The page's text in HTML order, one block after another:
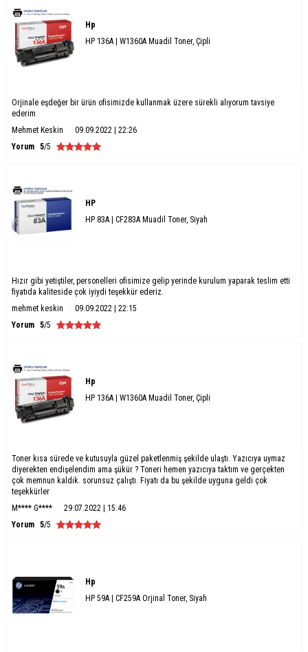
Hp
HP 136A | W1360A Muadil Toner, Çipli
Orjinale eşdeğer bir ürün ofisimizde kullanmak üzere sürekli alıyorum tavsiye
ederim
Mehmet Keskin
09.09.2022 | 22:26
Yorum 5/5
HP
HP 83A | CF283A Muadil Toner, Siyah
Hızır gibi yetiştiler, personelleri ofisimize gelip yerinde kurulum yaparak teslim etti
fiyatıda kaliteside çok iyiydi teşekkür ederiz.
mehmet keskin
09.09.2022 | 22:15
Yorum 5/5
Hp
HP 136A | W1360A Muadil Toner, Çipli
Toner kısa sürede ve kutusuyla güzel paketlenmiş şekilde ulaştı. Yazıcıya uymaz
diyerekten endişelendim ama şükür ? Toneri hemen yazıcıya taktım ve gerçekten
çok memnun kaldık. sorunsuz çalıştı. Fiyatı da bu şekilde uyguna geldi çok
teşekkürler
M**** G****
29.07.2022 | 15:46
Yorum 5/5
Hp
HP 59A | CF259A Orjinal Toner, Siyah